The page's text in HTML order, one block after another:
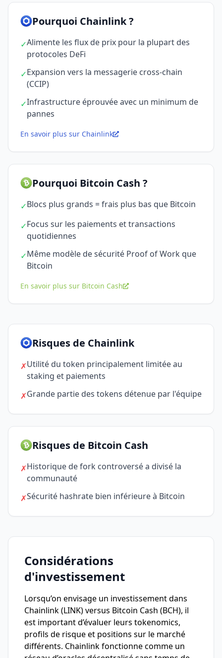
Pourquoi Chainlink ?
✓Alimente les flux de prix pour la plupart des
protocoles DeFi
✓Expansion vers la messagerie cross-chain
(CCIP)
✓Infrastructure éprouvée avec un minimum de
pannes
En savoir plus sur Chainlink
Pourquoi Bitcoin Cash ?
✓Blocs plus grands = frais plus bas que Bitcoin
✓Focus sur les paiements et transactions
quotidiennes
✓Même modèle de sécurité Proof of Work que
Bitcoin
En savoir plus sur Bitcoin Cash
Risques de Chainlink
✗Utilité du token principalement limitée au
staking et paiements
✗Grande partie des tokens détenue par l'équipe
Risques de Bitcoin Cash
✗Historique de fork controversé a divisé la
communauté
✗Sécurité hashrate bien inférieure à Bitcoin
Considérations
d'investissement
Lorsqu’on envisage un investissement dans
Chainlink (LINK) versus Bitcoin Cash (BCH), il
est important d’évaluer leurs tokenomics,
profils de risque et positions sur le marché
différents. Chainlink fonctionne comme un